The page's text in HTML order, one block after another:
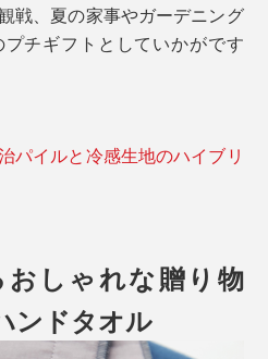
戦、夏の家事やガーデニング
チギフトとしていかがです
パイルと冷感生地のハイブリ
しゃれな贈り物
ンドタオル